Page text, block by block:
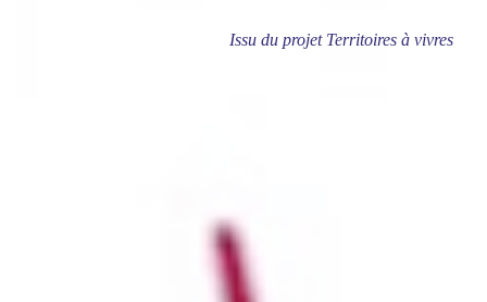
Issu du projet Territoires à vivres